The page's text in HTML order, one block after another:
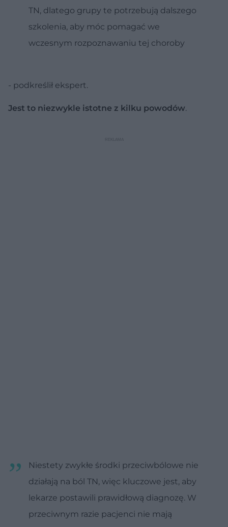
TN, dlatego grupy te potrzebują dalszego
szkolenia, aby móc pomagać we
wczesnym rozpoznawaniu tej choroby
- podkreślił ekspert.
Jest to niezwykle istotne z kilku powodów.
Niestety zwykłe środki przeciwbólowe nie
działają na ból TN, więc kluczowe jest, aby
lekarze postawili prawidłową diagnozę. W
przeciwnym razie pacjenci nie mają